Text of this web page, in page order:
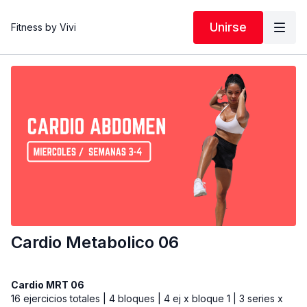
Fitness by Vivi Unirse
Cardio Metabolico 06
Cardio MRT 06
16 ejercicios totales | 4 bloques | 4 ej x bloque 1 | 3 series x